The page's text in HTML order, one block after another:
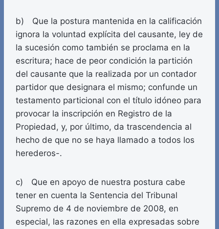
b) Que la postura mantenida en la calificación
ignora la voluntad explícita del causante, ley de
la sucesión como también se proclama en la
escritura; hace de peor condición la partición
del causante que la realizada por un contador
partidor que designara el mismo; confunde un
testamento particional con el título idóneo para
provocar la inscripción en Registro de la
Propiedad, y, por último, da trascendencia al
hecho de que no se haya llamado a todos los
herederos-.
c) Que en apoyo de nuestra postura cabe
tener en cuenta la Sentencia del Tribunal
Supremo de 4 de noviembre de 2008, en
especial, las razones en ella expresadas sobre